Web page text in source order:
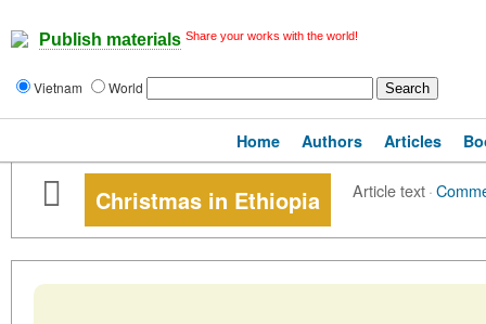
Publish materials Share your works with the world!
Vietnam World
Home Authors Articles
Christmas in Ethiopia Article text·